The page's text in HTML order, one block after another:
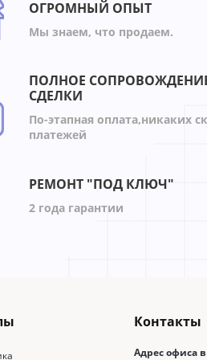
ОГРОМНЫЙ ОПЫТ
Мы знаем, что продаем.
ПОЛНОЕ
СДЕЛКИ
По-этапная оплата,никаких
платежей
РЕМОНТ "ПОД КЛЮЧ"
2 года гарантии
Контакты
Адрес офиса